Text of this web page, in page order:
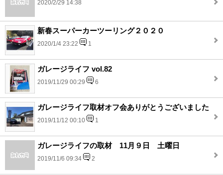
2020/2/29 14:38
新春スーパーカーツーリング２０２０
2020/1/4 23:22 1
ガレージライフ vol.82
2019/11/29 00:29 6
ガレージライフ取材オフ会ありがとうございました
2019/11/12 00:10 1
ガレージライフの取材 11月９日 土曜日
2019/11/6 09:34 2